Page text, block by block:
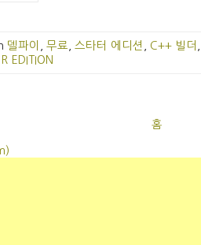
델파이 무료 스타터 에디션 C++ 빌더
EDITION
홈